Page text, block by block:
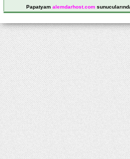
Papatyam alemdarhost.com